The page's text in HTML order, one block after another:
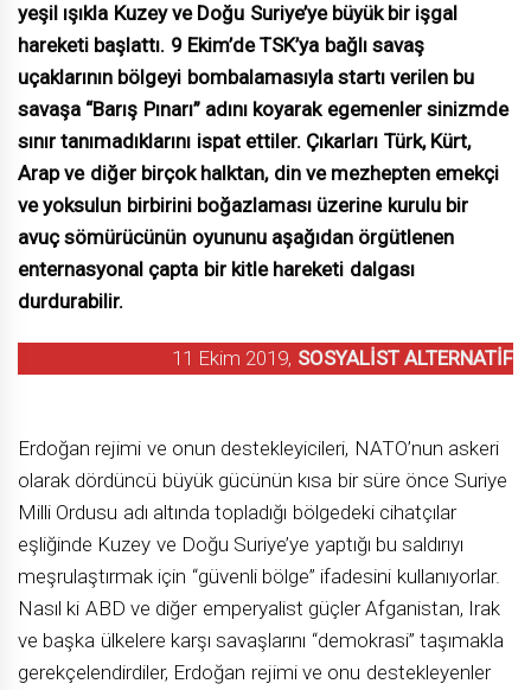
yeşil ışıkla Kuzey ve Doğu Suriye’ye büyük bir işgal
hareketi başlattı. 9 Ekim’de TSK’ya bağlı savaş
uçaklarının bölgeyi bombalamasıyla startı verilen bu
savaşa “Barış Pınarı” adını koyarak egemenler sinizmde
sınır tanımadıklarını ispat ettiler. Çıkarları Türk, Kürt,
Arap ve diğer birçok halktan, din ve mezhepten emekçi
ve yoksulun birbirini boğazlaması üzerine kurulu bir
avuç sömürücünün oyununu aşağıdan örgütlenen
enternasyonal çapta bir kitle hareketi dalgası
durdurabilir.
11 Ekim 2019, SOSYALİST ALTERNATİF
Erdoğan rejimi ve onun destekleyicileri, NATO’nun askeri
olarak dördüncü büyük gücünün kısa bir süre önce Suriye
Milli Ordusu adı altında topladığı bölgedeki cihatçılar
eşliğinde Kuzey ve Doğu Suriye’ye yaptığı bu saldırıyı
meşrulaştırmak için “güvenli bölge” ifadesini kullanıyorlar.
Nasıl ki ABD ve diğer emperyalist güçler Afganistan, Irak
ve başka ülkelere karşı savaşlarını “demokrasi” taşımakla
gerekçelendirdiler, Erdoğan rejimi ve onu destekleyenler